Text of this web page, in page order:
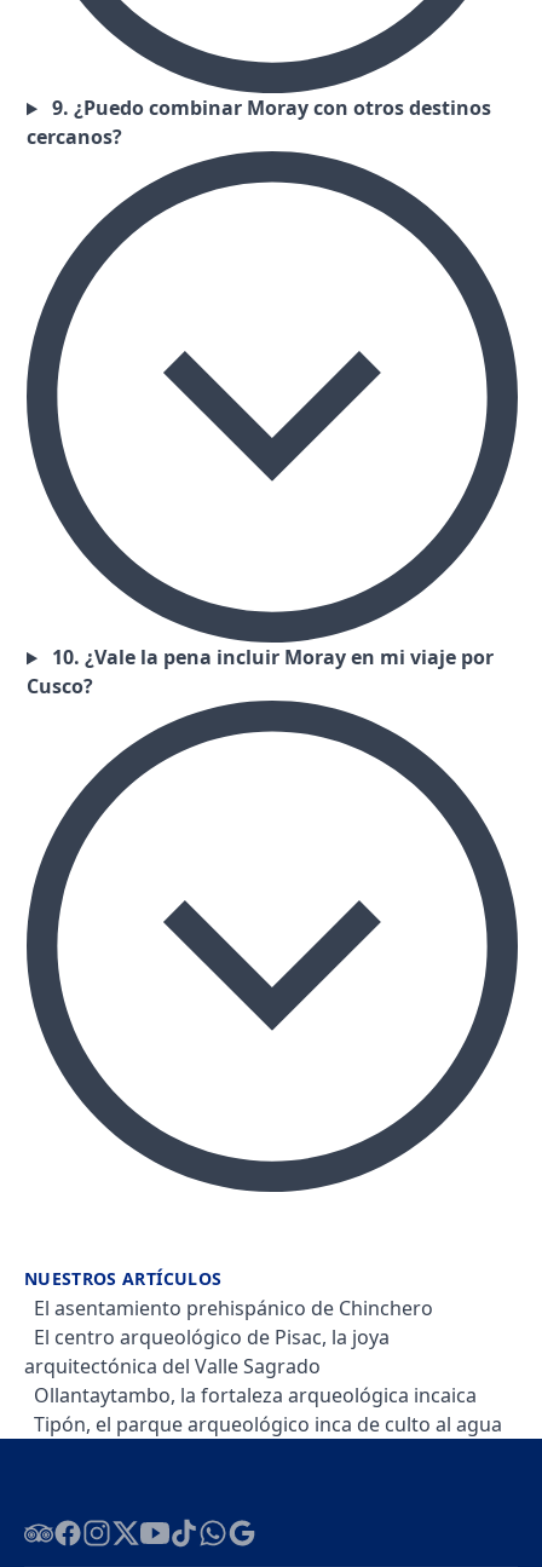
9. ¿Puedo combinar Moray con otros destinos
cercanos?
10. ¿Vale la pena incluir Moray en mi viaje por
Cusco?
NUESTROS ARTÍCULOS
El asentamiento prehispánico de Chinchero
El centro arqueológico de Pisac, la joya
arquitectónica del Valle Sagrado
Ollantaytambo, la fortaleza arqueológica incaica
Tipón, el parque arqueológico inca de culto al agua
Tripadvisor
Facebook
Instagram
Twitter
Youtube
TiktokWhatsApp
Google